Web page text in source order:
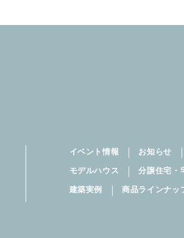
下の①から④に記載する場合を除き、個人
託を受けた者が法令の定める事務を遂行
当該事務の遂行に支障を及ぼすおそれがあ
個人データを、個人情報保護法の定めに基
イベント情報 お知らせ
モデルハウス 分譲住宅・
建築実例 商品ラインナッ